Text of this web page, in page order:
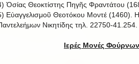
Ὁσίας Θεοκτίστης Πηγῆς Φραντάτου
Εὐαγγελισμοῦ Θεοτόκου Μοντέ (1460).
Νικητίδης τηλ. 22750-41.254.
Ιερές Μονές Φούρνων